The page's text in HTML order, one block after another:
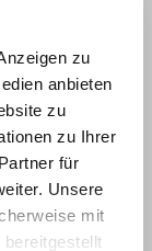
zu
anbieten
zu
zu Ihrer
für
Unsere
mit
Titel: Initiative Frieden und Menschenrechte (2)